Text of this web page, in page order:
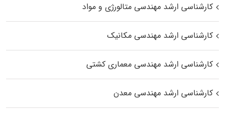
کارشناسی ارشد مهندسی متالورژی و مواد
کارشناسی ارشد مهندسی مکانیک
کارشناسی ارشد مهندسی معماری کشتی
کارشناسی ارشد مهندسی معدن